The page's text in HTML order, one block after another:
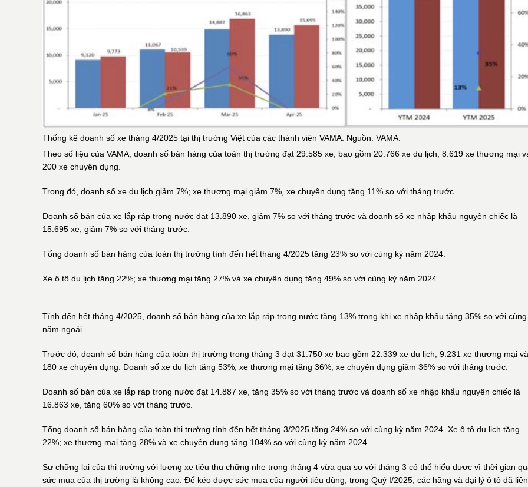
Thống kê doanh số xe tháng 4/2025 tại thị trường Việt của các thành viên VAMA. Nguồn: VAMA.
Theo số liệu của VAMA, doanh số bán hàng của toàn thị trường đạt 29.585 xe, bao gồm 20.766 xe du lịch; 8.619 xe thương mại
200 xe chuyên dụng.
Trong đó, doanh số xe du lịch giảm 7%; xe thương mại giảm 7%, xe chuyên dụng tăng 11% so với tháng trước.
Doanh số bán của xe lắp ráp trong nước đạt 13.890 xe, giảm 7% so với tháng trước và doanh số xe nhập khẩu nguyên chiếc là
15.695 xe, giảm 7% so với tháng trước.
Tổng doanh số bán hàng của toàn thị trường tính đến hết tháng 4/2025 tăng 23% so với cùng kỳ năm 2024.
Xe ô tô du lịch tăng 22%; xe thương mại tăng 27% và xe chuyên dụng tăng 49% so với cùng kỳ năm 2024.
Tính đến hết tháng 4/2025, doanh số bán hàng của xe lắp ráp trong nước tăng 13% trong khi xe nhập khẩu tăng 35% so với
năm ngoái.
Trước đó, doanh số bán hàng của toàn thị trường trong tháng 3 đạt 31.750 xe bao gồm 22.339 xe du lịch, 9.231 xe thương mại và
180 xe chuyên dụng. Doanh số xe du lịch tăng 53%, xe thương mại tăng 36%, xe chuyên dụng giảm 36% so với tháng trước.
Doanh số bán của xe lắp ráp trong nước đạt 14.887 xe, tăng 35% so với tháng trước và doanh số xe nhập khẩu nguyên chiếc là
16.863 xe, tăng 60% so với tháng trước.
Tổng doanh số bán hàng của toàn thị trường tính đến hết tháng 3/2025 tăng 24% so với cùng kỳ năm 2024. Xe ô tô du lịch tăng
22%; xe thương mại tăng 28% và xe chuyên dụng tăng 104% so với cùng kỳ năm 2024.
Sự chững lại của thị trường với lượng xe tiêu thụ chững nhẹ trong tháng 4 vừa qua so với tháng 3 có thể hiểu được vì thời gian
sức mua của thị trường là không cao. Để kéo được sức mua của người tiêu dùng, trong Quý I/2025, các hãng và đại lý ô tô đã liên